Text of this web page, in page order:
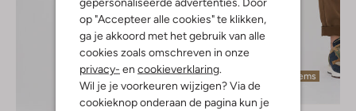
op "Accepteer alle cookies" te klikken,
ga je akkoord met het gebruik van alle
cookies zoals omschreven in onze
privacy- en cookieverklaring
Wil je je voorkeuren wijzigen? Via de
cookieknop onderaan de pagina kun je
Laatste items
-60%